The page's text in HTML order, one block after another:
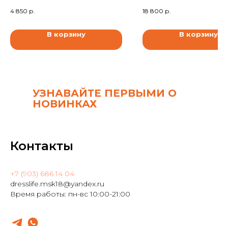
4 850 р.
В корзину
18 800 р.
В корзину
УЗНАВАЙТЕ ПЕРВЫМИ О
НОВИНКАХ
Контакты
+7 (903) 686 14 04
dresslife.msk18@yandex.ru
Время работы: пн-вс 10:00-21:00